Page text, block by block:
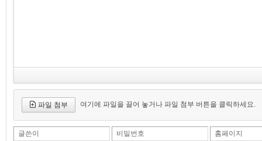
파일 첨부 여기에 파일을 끌어 놓거나 파일 첨부 버튼을 클릭하세요.
글쓴이 비밀번호 홈페이지